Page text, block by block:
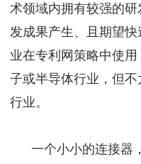
术领域内拥有较强的
发成果产生、且期望
业在专利网策略中使
子或半导体行业，但
行业。
一个小小的连接器